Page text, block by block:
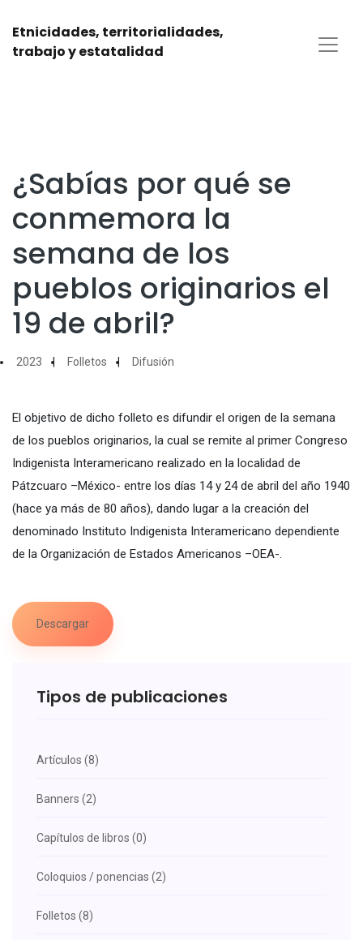
Etnicidades, territorialidades,
trabajo y estatalidad
¿Sabías por qué se
conmemora la
semana de los
pueblos originarios el
19 de abril?
2023 Folletos Difusión
El objetivo de dicho folleto es difundir el origen de la semana
de los pueblos originarios, la cual se remite al primer Congreso
Indigenista Interamericano realizado en la localidad de
Pátzcuaro –México- entre los días 14 y 24 de abril del año 1940
(hace ya más de 80 años), dando lugar a la creación del
denominado Instituto Indigenista Interamericano dependiente
de la Organización de Estados Americanos –OEA-.
Descargar
Tipos de publicaciones
Artículos (8)
Banners (2)
Capítulos de libros (0)
Coloquios / ponencias (2)
Folletos (8)